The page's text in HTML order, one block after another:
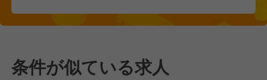
条件が似ている求人